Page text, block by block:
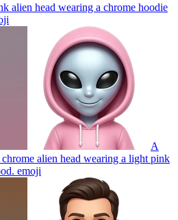
alien head wearing a chrome hoodie
A
alien head wearing a light pink
emoji